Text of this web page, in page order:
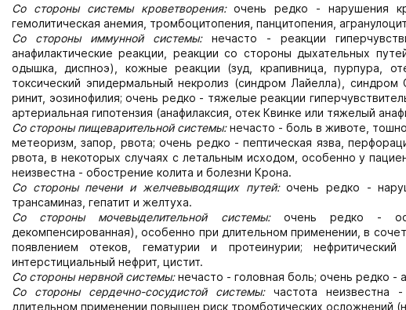
Со стороны системы кроветворения:очень редко - нарушения
гемолитическая анемия, тромбоцитопения, панцитопения,
Со стороны иммунной системы:нечасто - реакции
анафилактические реакции, реакции со стороны дыхательных
одышка, диспноэ), кожные реакции (зуд, крапивница, пурпура,
токсический эпидермальный некролиз (синдром Лайелла),
ринит, эозинофилия; очень редко - тяжелые реакции
артериальная гипотензия (анафилаксия, отек Квинке или тяжелый
Со стороны пищеварительной системы:нечасто - боль в животе,
метеоризм, запор, рвота; очень редко - пептическая язва,
рвота, в некоторых случаях с летальным исходом, особенно у
неизвестна - обострение колита и болезни Крона.
Со стороны печени и желчевыводящих путей:очень редко -
трансаминаз, гепатит и желтуха.
Со стороны мочевыделительной системы: очень редко -
декомпенсированная), особенно при длительном применении, в
появлением отеков, гематурии и протеинурии;
интерстициальный нефрит, цистит.
Со стороны нервной системы:нечасто - головная боль; очень редко -
Со стороны сердечно-сосудистой системы: частота неизвестна
длительном применении повышен риск тромботических осложнений